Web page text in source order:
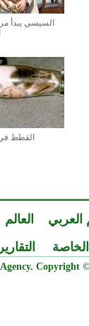
السيسي يبدأ
القطط في
العربي العالم
Copyright